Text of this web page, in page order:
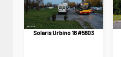
Solaris Urbino 18 #5603